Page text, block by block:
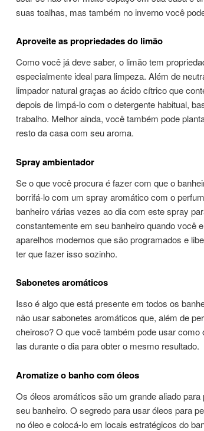
suas toalhas, mas também no inverno você
Aproveite as propriedades do limão
Como você já deve saber, o limão tem
especialmente ideal para limpeza. Além de
limpador natural graças ao ácido cítrico que
depois de limpá-lo com o detergente habitual,
trabalho. Melhor ainda, você também pode
resto da casa com seu aroma.
Spray ambientador
Se o que você procura é fazer com que o
borrifá-lo com um spray aromático com o
banheiro várias vezes ao dia com este spray
constantemente em seu banheiro quando você
aparelhos modernos que são programados e
ter que fazer isso sozinho.
Sabonetes aromáticos
Isso é algo que está presente em todos os
não usar sabonetes aromáticos que, além de
cheiroso? O que você também pode usar
las durante o dia para obter o mesmo resultado.
Aromatize o banho com óleos
Os óleos aromáticos são um grande aliado
seu banheiro. O segredo para usar óleos para
no óleo e colocá-lo em locais estratégicos do